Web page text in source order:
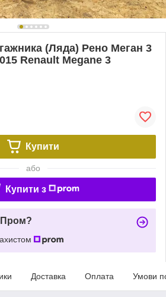
(Ляда) Рено Меган 3
Renault Megane 3
Купити
або
Купити з
Пром?
Доставка Оплата Умови